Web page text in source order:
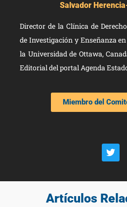
Salvador
Director de la Clínica de
de Investigación y Enseñanza
la Universidad de Ottawa,
Editorial del portal Agenda
Miembro del
Artículos